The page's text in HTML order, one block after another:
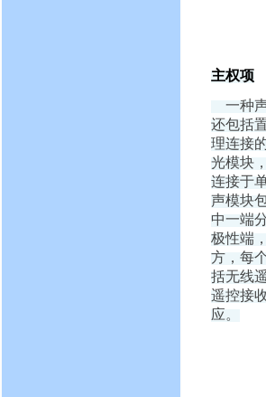
主权项
一种声
还包括
理连接
光模块
连接于
声模块
中一端
极性端
方，每
括无线
遥控接
应。